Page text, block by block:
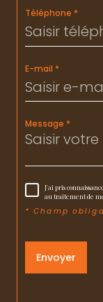
Téléphone *
E-mail *
Message *
J'ai pris
au traitement de
* Champ
Envoyer